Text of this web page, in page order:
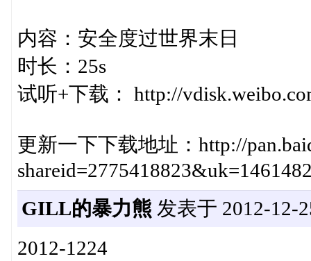
内容：安全度过世界末日
时长：25s
试听+下载： http://
更新一下下载地址：http://
GILL的暴力熊 发表于 2012-12-
2012-1224